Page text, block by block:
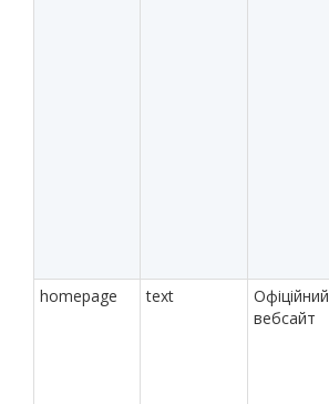
homepage text
Офіційний
вебсайт